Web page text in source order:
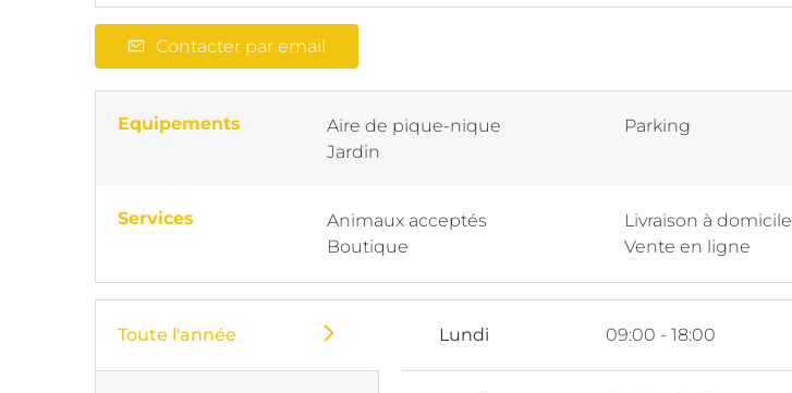
Contacter par email
Equipements
Aire de pique-nique
Jardin
Parking
Services
Animaux acceptés
Boutique
Livraison à domicile
Vente en ligne
Toute l'année Lundi 09:00 - 18:00